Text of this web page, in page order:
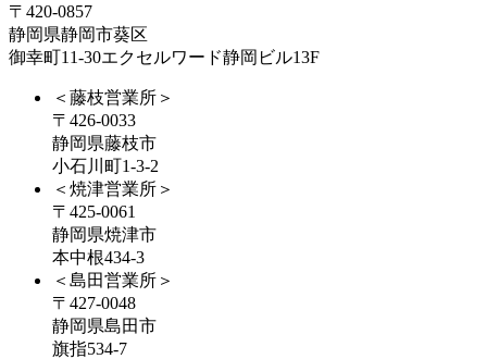
〒420-0857
静岡県静岡市葵区
御幸町11-30エクセルワード静岡ビル13F
＜藤枝営業所＞
〒426-0033
静岡県藤枝市
小石川町1-3-2
＜焼津営業所＞
〒425-0061
静岡県焼津市
本中根434-3
＜島田営業所＞
〒427-0048
静岡県島田市
旗指534-7